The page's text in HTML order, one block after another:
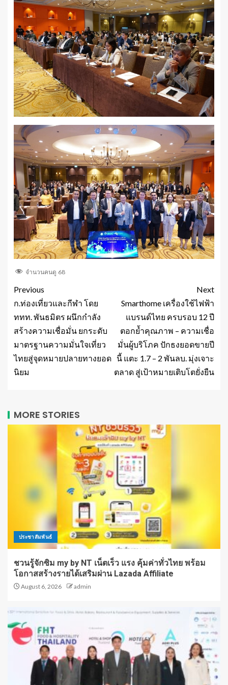
จำนวนคนดู 68
Previous
ก.ท่องเที่ยวและกีฬา โดย
ททท. พันธมิตร ผนึกกำลัง
สร้างความเชื่อมั่น ยกระดับ
มาตรฐานความมั่นใจเที่ยว
ไทยสู่จุดหมายปลายทางยอด
นิยม
Next
Smarthome เครื่องใช้ไฟฟ้า
แบรนด์ไทย ครบรอบ 12 ปี
ตอกย้ำคุณภาพ – ความเชื่อ
มั่นผู้บริโภค ปักธงยอดขายปี
นี้ แตะ 1.7 – 2 พันลบ. มุ่งเจาะ
ตลาด สู่เป้าหมายเติบโตยั่งยืน
MORE STORIES
ประชาสัมพันธ์
ชวนรู้จักซิม my by NT เน็ตเร็ว แรง คุ้มค่าทั่วไทย พร้อม
โอกาสสร้างรายได้เสริมผ่าน Lazada Affiliate
August 6, 2026 admin